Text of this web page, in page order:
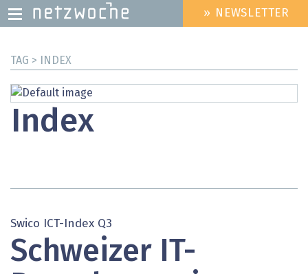
zum
HEADER
MENU
» NEWSLETTER
TAG > INDEX
Index
Swico ICT-Index Q3
Schweizer IT-